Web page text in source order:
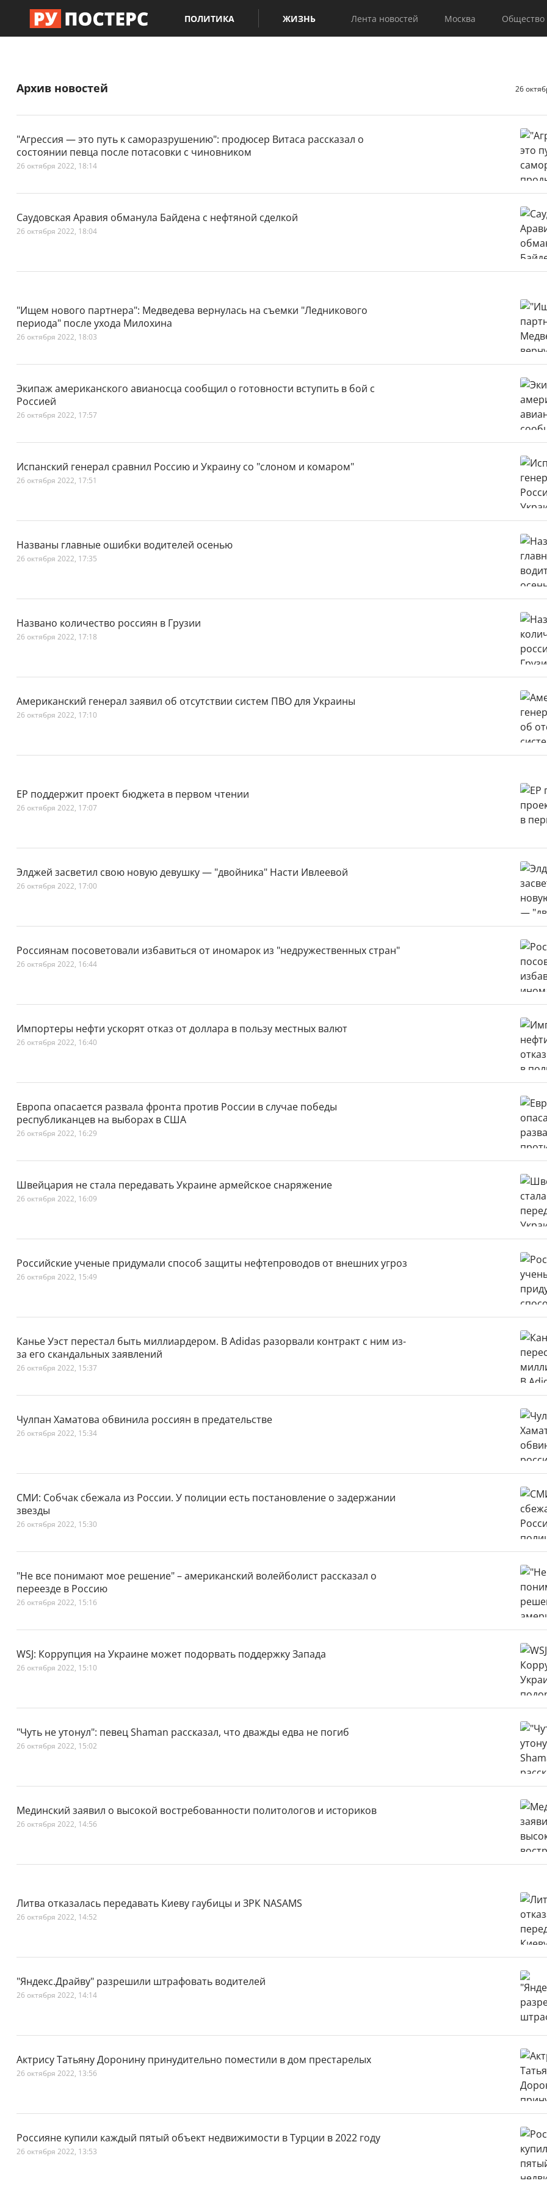
ПОЛИТИКА ЖИЗНЬ Лента новостей Москва Общество
Архив новостей 26
"Агрессия — это путь к саморазрушению": продюсер Витаса рассказал о
состоянии певца после потасовки с чиновником
26 октября 2022, 18:14
Саудовская Аравия обманула Байдена с нефтяной сделкой
26 октября 2022, 18:04
"Ищем нового партнера": Медведева вернулась на съемки "Ледникового
периода" после ухода Милохина
26 октября 2022, 18:03
Экипаж американского авианосца сообщил о готовности вступить в бой с
Россией
26 октября 2022, 17:57
Испанский генерал сравнил Россию и Украину со "слоном и комаром"
26 октября 2022, 17:51
Названы главные ошибки водителей осенью
26 октября 2022, 17:35
Названо количество россиян в Грузии
26 октября 2022, 17:18
Американский генерал заявил об отсутствии систем ПВО для Украины
26 октября 2022, 17:10
ЕР поддержит проект бюджета в первом чтении
26 октября 2022, 17:07
Элджей засветил свою новую девушку — "двойника" Насти Ивлеевой
26 октября 2022, 17:00
Россиянам посоветовали избавиться от иномарок из "недружественных стран"
26 октября 2022, 16:44
Импортеры нефти ускорят отказ от доллара в пользу местных валют
26 октября 2022, 16:40
Европа опасается развала фронта против России в случае победы
республиканцев на выборах в США
26 октября 2022, 16:29
Швейцария не стала передавать Украине армейское снаряжение
26 октября 2022, 16:09
Российские ученые придумали способ защиты нефтепроводов от внешних угроз
26 октября 2022, 15:49
Канье Уэст перестал быть миллиардером. В Adidas разорвали контракт с ним из-
за его скандальных заявлений
26 октября 2022, 15:37
Чулпан Хаматова обвинила россиян в предательстве
26 октября 2022, 15:34
СМИ: Собчак сбежала из России. У полиции есть постановление о задержании
звезды
26 октября 2022, 15:30
"Не все понимают мое решение" – американский волейболист рассказал о
переезде в Россию
26 октября 2022, 15:16
WSJ: Коррупция на Украине может подорвать поддержку Запада
26 октября 2022, 15:10
"Чуть не утонул": певец Shaman рассказал, что дважды едва не погиб
26 октября 2022, 15:02
Мединский заявил о высокой востребованности политологов и историков
26 октября 2022, 14:56
Литва отказалась передавать Киеву гаубицы и ЗРК NASAMS
26 октября 2022, 14:52
"Яндекс.Драйву" разрешили штрафовать водителей
26 октября 2022, 14:14
Актрису Татьяну Доронину принудительно поместили в дом престарелых
26 октября 2022, 13:56
Россияне купили каждый пятый объект недвижимости в Турции в 2022 году
26 октября 2022, 13:53